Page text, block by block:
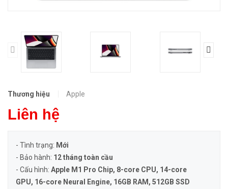
Thương hiệu Apple
Liên hệ
- Tình trạng: Mới
- Bảo hành: 12 tháng toàn cầu
- Cấu hình: Apple M1 Pro Chip, 8-core CPU, 14-core
GPU, 16-core Neural Engine, 16GB RAM, 512GB SSD